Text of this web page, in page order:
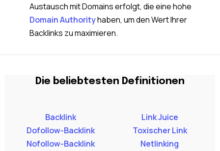
Austausch mit Domains erfolgt, die eine hohe
Domain Authorityhaben, um den Wert Ihrer
Backlinks zu maximieren.
Die beliebtesten Definitionen
Backlink
Dofollow-Backlink
Nofollow-Backlink
Link Juice
Toxischer Link
Netlinking